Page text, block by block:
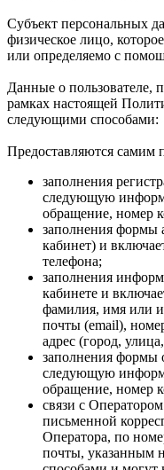
Субъект персональных
физическое лицо,
или определяемо с
Данные о пользователе,
рамках настоящей
следующими способами:
Предоставляются самим
заполнения
следующую
обращение, номер
заполнения формы
кабинет) и
телефона;
заполнения
кабинете и
фамилия, имя или
почты (email),
адрес (город,
заполнения формы
следующую
обращение, номер
связи с
письменной
Оператора, по
почты, указанным